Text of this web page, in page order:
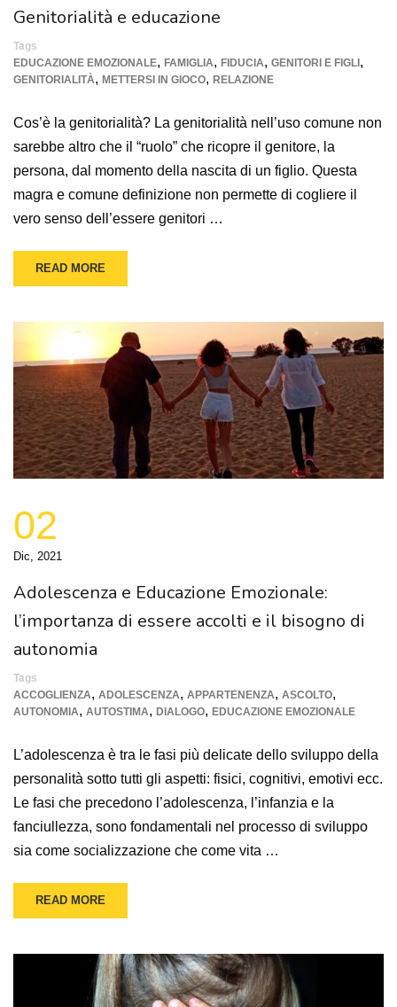
Genitorialità e educazione
Tags
EDUCAZIONE EMOZIONALE, FAMIGLIA, FIDUCIA, GENITORI E FIGLI,
GENITORIALITÀ, METTERSI IN GIOCO, RELAZIONE
Cos’è la genitorialità? La genitorialità nell’uso comune non
sarebbe altro che il “ruolo” che ricopre il genitore, la
persona, dal momento della nascita di un figlio. Questa
magra e comune definizione non permette di cogliere il
vero senso dell’essere genitori …
READ MORE
02
Dic, 2021
Adolescenza e Educazione Emozionale:
l’importanza di essere accolti e il bisogno di
autonomia
Tags
ACCOGLIENZA, ADOLESCENZA, APPARTENENZA, ASCOLTO,
AUTONOMIA, AUTOSTIMA, DIALOGO, EDUCAZIONE EMOZIONALE
L’adolescenza è tra le fasi più delicate dello sviluppo della
personalità sotto tutti gli aspetti: fisici, cognitivi, emotivi ecc.
Le fasi che precedono l’adolescenza, l’infanzia e la
fanciullezza, sono fondamentali nel processo di sviluppo
sia come socializzazione che come vita …
READ MORE